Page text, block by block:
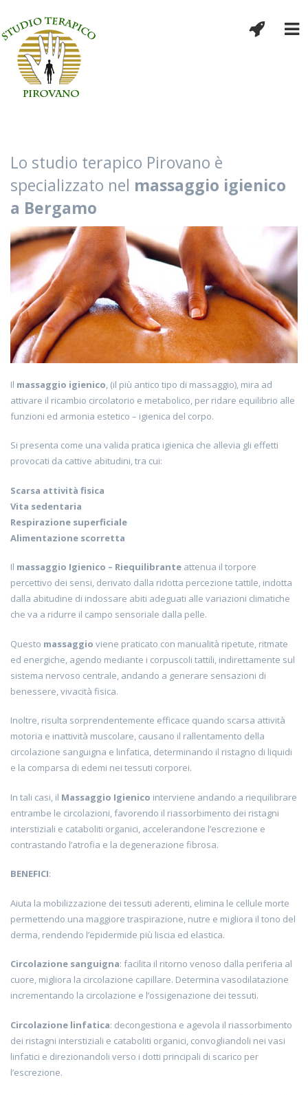
Lo studio terapico Pirovano è
specializzato nel massaggio igienico
a Bergamo
Il massaggio igienico , (il più antico tipo di massaggio), mira ad
attivare il ricambio circolatorio e metabolico, per ridare equilibrio alle
funzioni ed armonia estetico – igienica del corpo.
Si presenta come una valida pratica igienica che allevia gli effetti
provocati da cattive abitudini, tra cui:
Scarsa attività fisica
Vita sedentaria
Respirazione superficiale
Alimentazione scorretta
Il massaggio Igienico – Riequilibrante attenua il torpore
percettivo dei sensi, derivato dalla ridotta percezione tattile, indotta
dalla abitudine di indossare abiti adeguati alle variazioni climatiche
che va a ridurre il campo sensoriale dalla pelle.
Questo massaggio viene praticato con manualità ripetute, ritmate
ed energiche, agendo mediante i corpuscoli tattili, indirettamente sul
sistema nervoso centrale, andando a generare sensazioni di
benessere, vivacità fisica.
Inoltre, risulta sorprendentemente efficace quando scarsa attività
motoria e inattività muscolare, causano il rallentamento della
circolazione sanguigna e linfatica, determinando il ristagno di liquidi
e la comparsa di edemi nei tessuti corporei.
In tali casi, il Massaggio Igienico interviene andando a riequilibrare
entrambe le circolazioni, favorendo il riassorbimento dei ristagni
interstiziali e cataboliti organici, accelerandone l’escrezione e
contrastando l’atrofia e la degenerazione fibrosa.
BENEFICI:
Aiuta la mobilizzazione dei tessuti aderenti, elimina le cellule morte
permettendo una maggiore traspirazione, nutre e migliora il tono del
derma, rendendo l’epidermide più liscia ed elastica.
Circolazione sanguigna: facilita il ritorno venoso dalla periferia al
cuore, migliora la circolazione capillare. Determina vasodilatazione
incrementando la circolazione e l’ossigenazione dei tessuti.
Circolazione linfatica: decongestiona e agevola il riassorbimento
dei ristagni interstiziali e cataboliti organici, convogliandoli nei vasi
linfatici e direzionandoli verso i dotti principali di scarico per
l’escrezione.